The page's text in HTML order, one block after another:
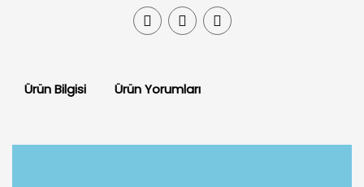
Ürün Bilgisi Ürün Yorumları